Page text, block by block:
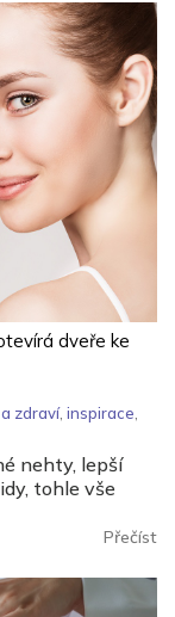
dveře ke
zdraví, inspirace
nehty, lepší
tohle vše
Přečíst